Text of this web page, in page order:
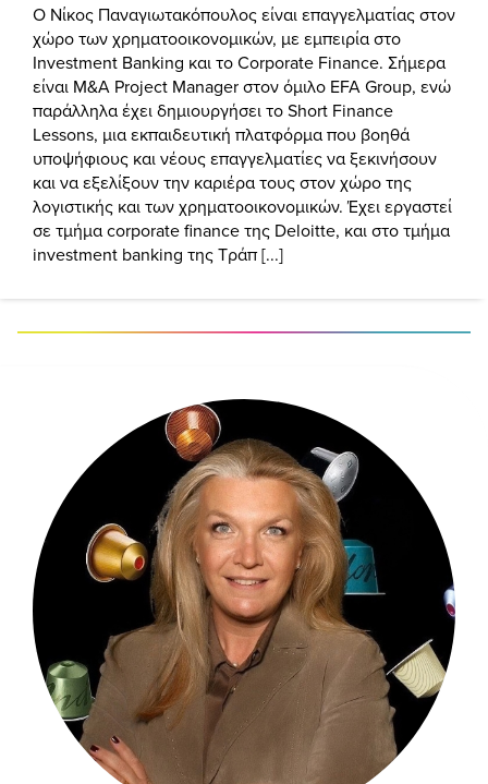
Ο Νίκος Παναγιωτακόπουλος είναι επαγγελματίας στον
χώρο των χρηματοοικονομικών, με εμπειρία στο
Investment Banking και το Corporate Finance. Σήμερα
είναι M&A Project Manager στον όμιλο EFA Group, ενώ
παράλληλα έχει δημιουργήσει το Short Finance
Lessons, μια εκπαιδευτική πλατφόρμα που βοηθά
υποψήφιους και νέους επαγγελματίες να ξεκινήσουν
και να εξελίξουν την καριέρα τους στον χώρο της
λογιστικής και των χρηματοοικονομικών. Έχει εργαστεί
σε τμήμα corporate finance της Deloitte, και στο τμήμα
investment banking της Τράπ [...]